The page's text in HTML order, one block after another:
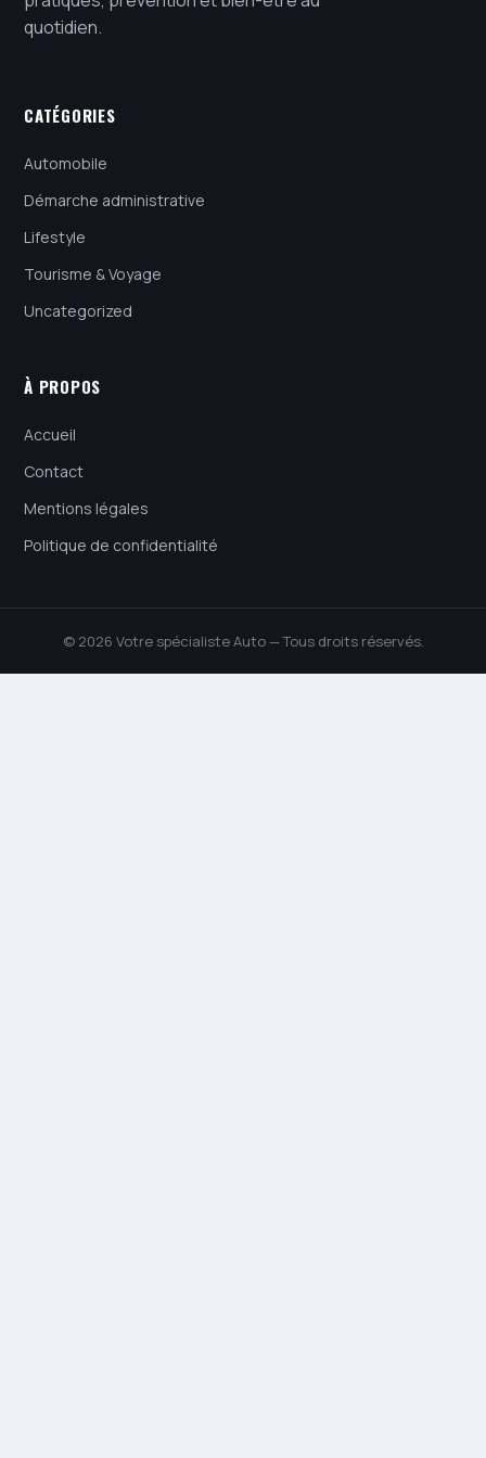
quotidien.
CATÉGORIES
Automobile
Démarche administrative
Lifestyle
Tourisme & Voyage
Uncategorized
À PROPOS
Accueil
Contact
Mentions légales
Politique de confidentialité
© 2026 Votre spécialiste Auto — Tous droits réservés.